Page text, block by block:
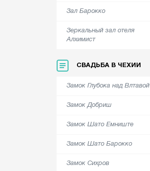
Зал Барокко
Зеркальный зал отеля
Алхимист
СВАДЬБА В ЧЕХИИ
Замок Глубока над Влтавой
Замок Добриш
Замок Шато Емниште
Замок Шато Барокко
Замок Сихров